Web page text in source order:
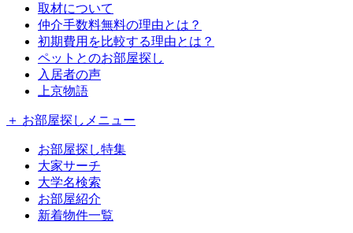
取材について
仲介手数料無料の理由とは？
初期費用を比較する理由とは？
ペットとのお部屋探し
入居者の声
上京物語
＋ お部屋探しメニュー
お部屋探し特集
大家サーチ
大学名検索
お部屋紹介
新着物件一覧